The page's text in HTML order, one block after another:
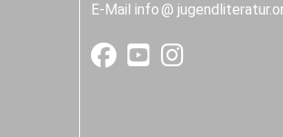
E-Mail info